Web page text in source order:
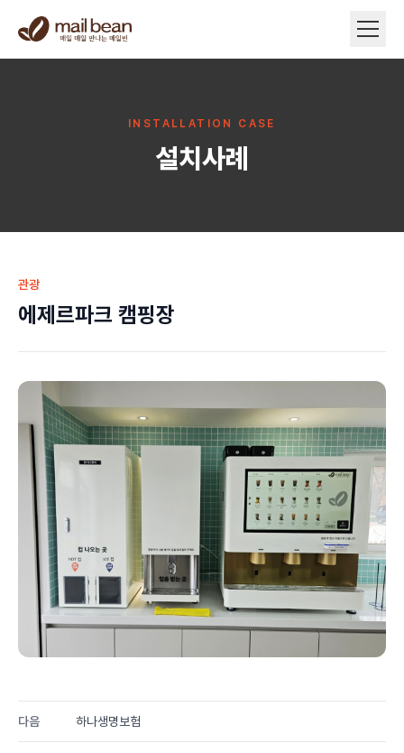
INSTALLATION CASE
설치사례
관광
에제르파크 캠핑장
다음 하나생명보험